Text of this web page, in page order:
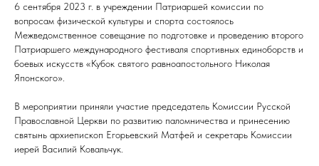
6 сентября 2023 г. в учреждении Патриаршей комиссии по
вопросам физической культуры и спорта состоялось
Межведомственное совещание по подготовке и проведению второго
Патриаршего международного фестиваля спортивных единоборств и
боевых искусств «Кубок святого равноапостольного Николая
Японского».
В мероприятии приняли участие председатель Комиссии Русской
Православной Церкви по развитию паломничества и принесению
святынь архиепископ Егорьевский Матфей и секретарь Комиссии
иерей Василий Ковальчук.